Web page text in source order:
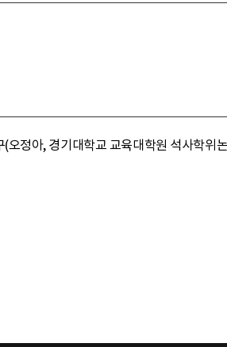
정아, 경기대학교 교육대학원 석사학위